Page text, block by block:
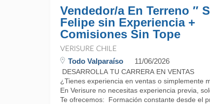
Vendedor/a En Terreno ″
Felipe sin Experiencia +
Comisiones Sin Tope
VERISURE CHILE
Todo Valparaíso 11/06/2026
DESARROLLA TU CARRERA EN VENTAS
¿Tienes experiencia en ventas o simplemente
En Verisure no necesitas experiencia previa,
Te ofrecemos: Formación constante desde el